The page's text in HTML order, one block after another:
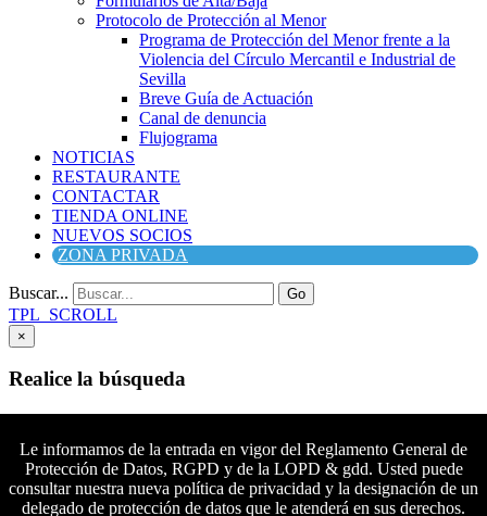
Protocolo de Protección al Menor
Programa de Protección del Menor frente a la
Violencia del Círculo Mercantil e Industrial de
Sevilla
Breve Guía de Actuación
Canal de denuncia
Flujograma
NOTICIAS
RESTAURANTE
CONTACTAR
TIENDA ONLINE
NUEVOS SOCIOS
ZONA PRIVADA
Buscar... Go
TPL_SCROLL
×
Realice la búsqueda
Buscar
Síguenos en Facebook
Síguenos en Twitter
Le informamos de la entrada en vigor del Reglamento General de
Protección de Datos, RGPD y de la LOPD & gdd. Usted puede
consultar nuestra nueva política de privacidad y la designación de un
delegado de protección de datos que le atenderá en sus derechos.